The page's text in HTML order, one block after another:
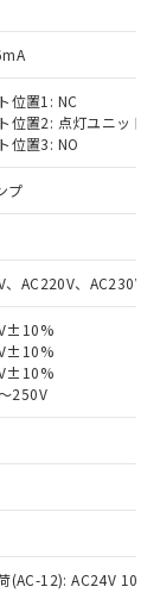
位置1: NC
位置2: 点灯ユニット
位置3: NO
プ
、AC220V、AC230V
250V
(AC-12): AC24V 10A/
）の
品で